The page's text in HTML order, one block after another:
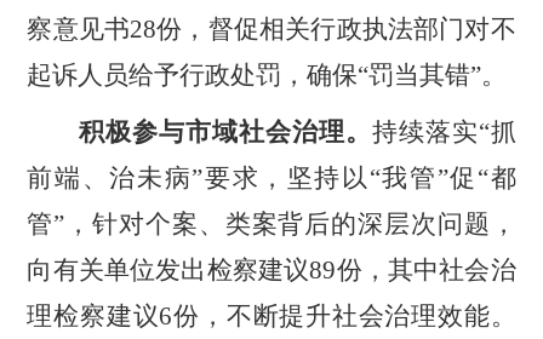
察意见书28份，督促相关行政执法部门对不
起诉人员给予行政处罚，确保“罚当其错”。
积极参与市域社会治理。 持续落实“抓
前端、治未病”要求，坚持以“我管”促 “都
管” ，针对个案、类案背后的深层次问题，
向有关单位发出检察建议89份，其中社会治
理检察建议6份， 不断提升社会治理效能。